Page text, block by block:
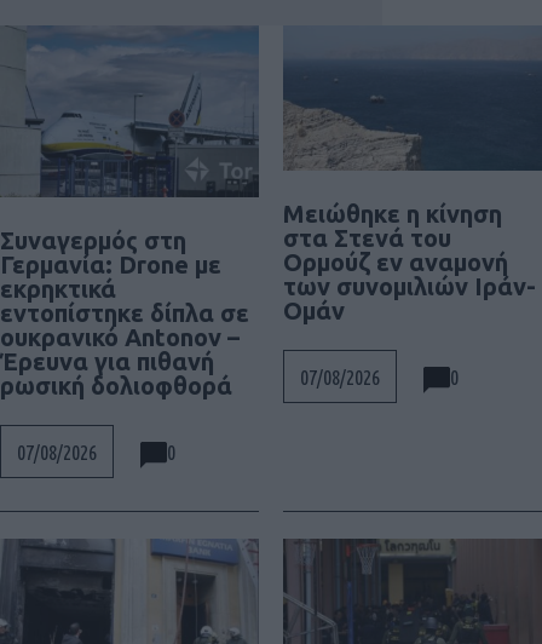
Συναγερμός στη
Γερμανία: Drone με
εκρηκτικά
εντοπίστηκε δίπλα σε
ουκρανικό Antonov –
Έρευνα για πιθανή
ρωσική δολιοφθορά
07/08/2026 0
Μειώθηκε η κίνηση
στα Στενά του
Ορμούζ εν αναμονή
των συνομιλιών Ιράν-
Ομάν
07/08/2026 0